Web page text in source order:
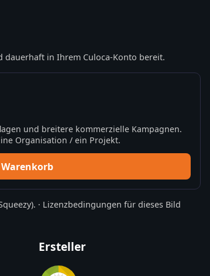
dauerhaft in Ihrem Culoca-Konto bereit.
und breitere kommerzielle Kampagnen.
Organisation / ein Projekt.
· Lizenzbedingungen für dieses Bild
Ersteller